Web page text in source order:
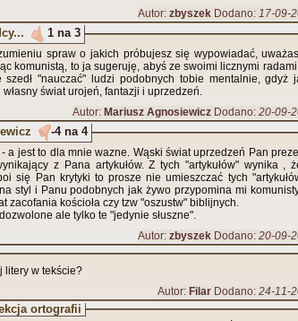
Autor: zbyszek Dodano: 17-09-
1 na 3
spraw o jakich próbujesz się wypowiadać,
komunistą, to ja sugeruję, abyś ze swoimi licznymi
szedł "nauczać" ludzi podobnych tobie mentalnie, gdyż
świat urojeń, fantazji i uprzedzeń.
Autor: Mariusz Agnosiewicz Dodano: 20-09-
-4 na 4
a jest to dla mnie wazne. Wąski świat uprzedzeń Pan
z Pana artykułów. Z tych "artykułów" wynika ,
się Pan krytyki to prosze nie umieszczać tych
styl i Panu podobnych jak żywo przypomina mi
zacofania kościoła czy tzw "oszustw" biblijnych.
ale tylko te "jedynie słuszne".
Autor: zbyszek Dodano: 20-09-
litery w tekście?
Autor: Filar Dodano: 24-11-
ortografii